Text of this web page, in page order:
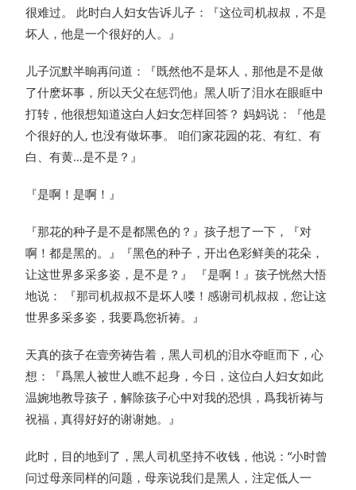
很难过。 此时白人妇女告诉儿子：『这位司机叔叔，不是
坏人，他是一个很好的人。』
儿子沉默半晌再问道：『既然他不是坏人，那他是不是做
了什麽坏事，所以天父在惩罚他』黑人听了泪水在眼眶中
打转，他很想知道这白人妇女怎样回答？ 妈妈说：『他是
个很好的人, 也没有做坏事。 咱们家花园的花、有红、有
白、有黄…是不是？』
『是啊！是啊！』
『那花的种子是不是都黑色的？』孩子想了一下，『对
啊！都是黑的。』『黑色的种子，开出色彩鲜美的花朵，
让这世界多采多姿，是不是？』 『是啊！』孩子恍然大悟
地说： 『那司机叔叔不是坏人喽！感谢司机叔叔，您让这
世界多采多姿，我要爲您祈祷。』
天真的孩子在壹旁祷告着，黑人司机的泪水夺眶而下，心
想：『爲黑人被世人瞧不起身，今日，这位白人妇女如此
温婉地教导孩子，解除孩子心中对我的恐惧，爲我祈祷与
祝福，真得好好的谢谢她。』
此时，目的地到了，黑人司机坚持不收钱，他说：“小时曾
问过母亲同样的问题，母亲说我们是黑人，注定低人一